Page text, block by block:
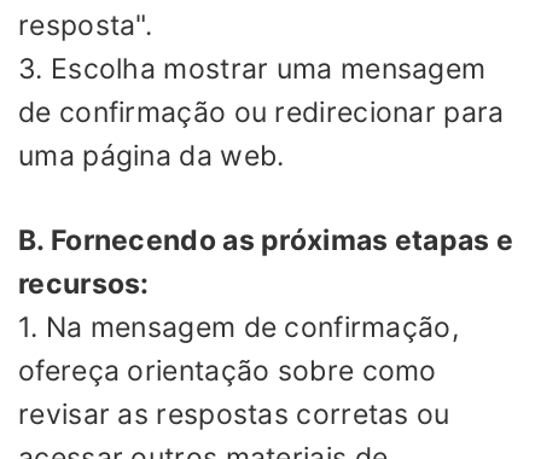
resposta".
3. Escolha mostrar uma mensagem
de confirmação ou redirecionar para
uma página da web.
B. Fornecendo as próximas etapas e
recursos:
1. Na mensagem de confirmação,
ofereça orientação sobre como
revisar as respostas corretas ou